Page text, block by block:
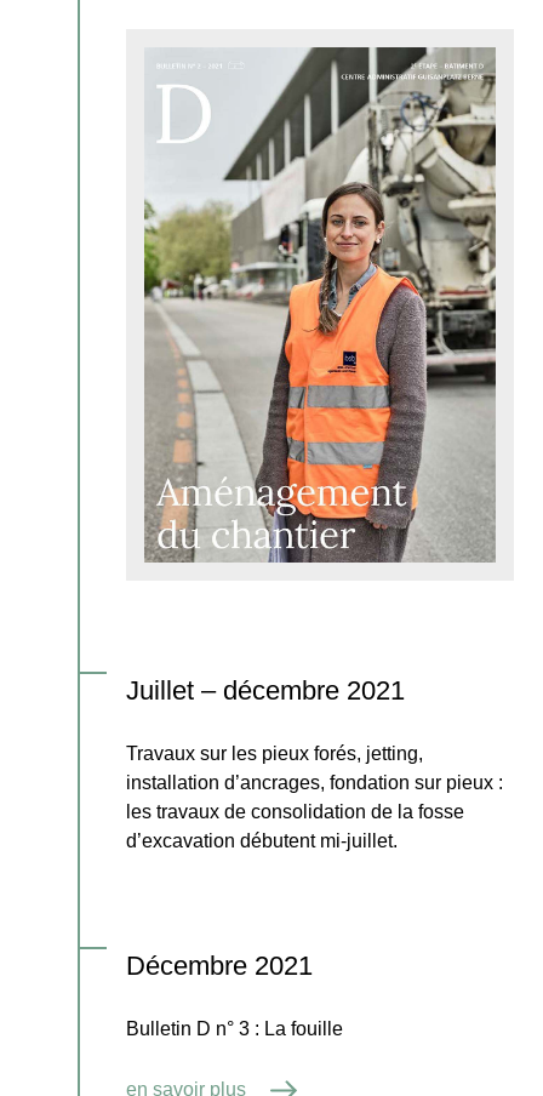
Juillet – décembre 2021
Travaux sur les pieux forés, jetting,
installation d’ancrages, fondation sur pieux :
les travaux de consolidation de la fosse
d’excavation débutent mi-juillet.
Décembre 2021
Bulletin D n° 3 : La fouille
en savoir plus